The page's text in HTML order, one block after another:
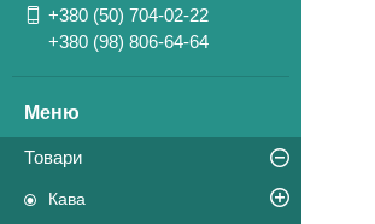
+380 (50) 704-02-22
+380 (98) 806-64-64
Товари
Кава